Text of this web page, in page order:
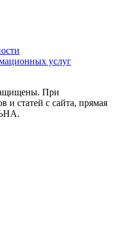
услуг
При
и статей с сайта, прямая